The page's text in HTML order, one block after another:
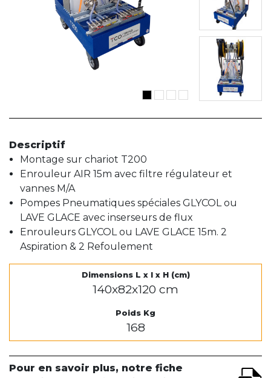
Descriptif
Montage sur chariot T200
Enrouleur AIR 15m avec filtre régulateur et
vannes M/A
Pompes Pneumatiques spéciales GLYCOL ou
LAVE GLACE avec inserseurs de flux
Enrouleurs GLYCOL ou LAVE GLACE 15m. 2
Aspiration & 2 Refoulement
Dimensions L x l x H (cm)
140x82x120 cm
Poids Kg
168
Pour en savoir plus, notre fiche